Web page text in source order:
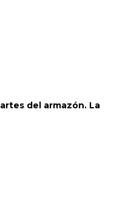
del armazón. La